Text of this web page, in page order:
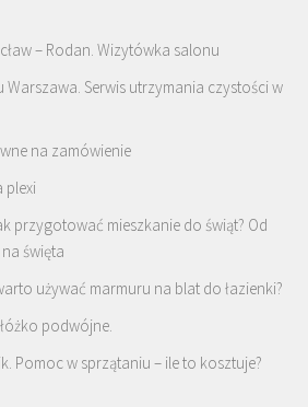
– Rodan. Wizytówka salonu
Warszawa. Serwis utrzymania czystości w
na zamówienie
plexi
przygotować mieszkanie do świąt? Od
święta
używać marmuru na blat do łazienki?
podwójne.
Pomoc w sprzątaniu – ile to kosztuje?